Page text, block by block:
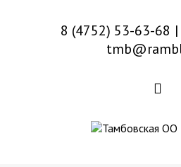
8 (4752) 53-63-68 |